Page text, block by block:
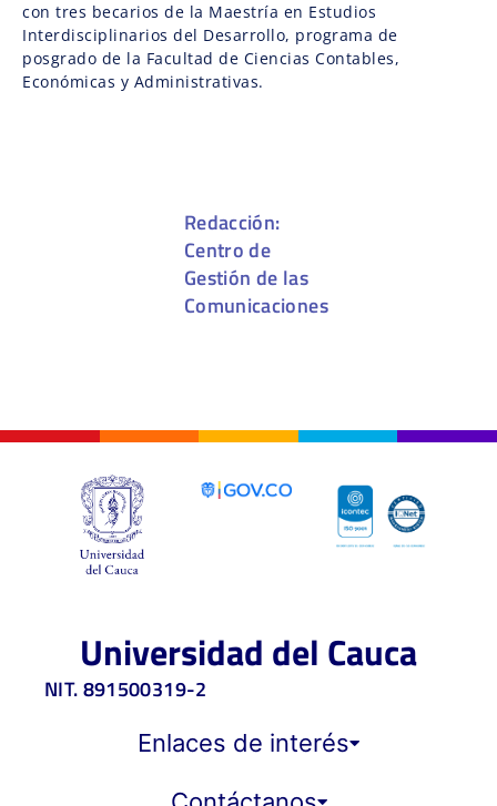
con tres becarios de la Maestría en Estudios
Interdisciplinarios del Desarrollo, programa de
posgrado de la Facultad de Ciencias Contables,
Económicas y Administrativas.
Redacción:
Centro de
Gestión de las
Comunicaciones
Universidad del Cauca
NIT. 891500319-2
Enlaces de interés